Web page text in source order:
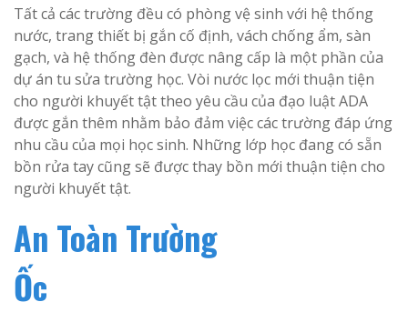
Tất cả các trường đều có phòng vệ sinh với hệ thống
nước, trang thiết bị gắn cố định, vách chống ẩm, sàn
gạch, và hệ thống đèn được nâng cấp là một phần của
dự án tu sửa trường học. Vòi nước lọc mới thuận tiện
cho người khuyết tật theo yêu cầu của đạo luật ADA
được gắn thêm nhằm bảo đảm việc các trường đáp ứng
nhu cầu của mọi học sinh. Những lớp học đang có sẵn
bồn rửa tay cũng sẽ được thay bồn mới thuận tiện cho
người khuyết tật.
An Toàn Trường
Ốc